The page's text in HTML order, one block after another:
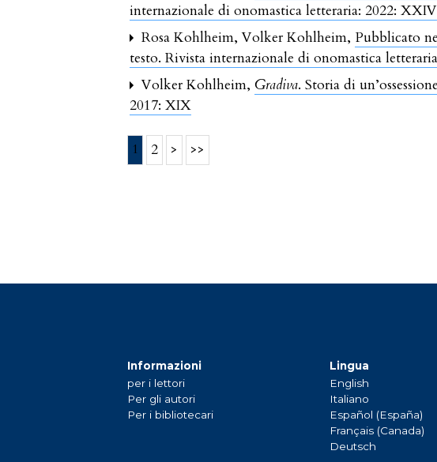
internazionale di onomastica letteraria: 2022: XXIV
Rosa Kohlheim, Volker Kohlheim, Pubblicato
testo. Rivista internazionale di onomastica
Volker Kohlheim,Gradiva. Storia di
2017: XIX
1 2 > >>
Informazioni
per i lettori
Per gli autori
Per i bibliotecari
Lingua
English
Italiano
Español (España)
Français (Canada)
Deutsch